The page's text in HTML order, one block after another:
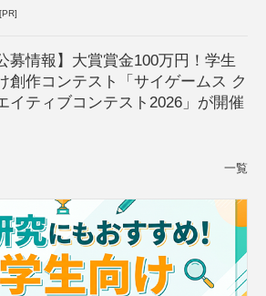
[PR]
募情報】大賞賞金100万円！学生
創作コンテスト「サイゲームス ク
イティブコンテスト2026」が開催
一覧